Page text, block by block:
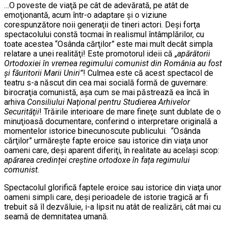
…O poveste de viaţă pe cât de adevărată, pe atât de
emoţionantă, acum într-o adaptare şi o viziune
corespunzătore noii generaţii de tineri actori. Deşi forţa
spectacolului constă tocmai în realismul întâmplărilor, cu
toate acestea “Osânda cărţilor” este mai mult decât simpla
relatare a unei realităţi! Este promotorul ideii că „apărătorii
Ortodoxiei în vremea regimului comunist din România au fost
şi făuritorii Marii Uniri”! Culmea este că acest spectacol de
teatru s-a născut din cea mai socială formă de guvernare:
birocraţia comunistă, aşa cum se mai păstrează ea încă în
arhiva Consiliului Naţional pentru Studierea Arhivelor
Securităţii! Trăirile interioare de mare fineţe sunt dublate de o
minuţioasă documentare, conferind o interpretare originală a
momentelor istorice binecunoscute publicului. “Osânda
cărţilor” urmăreşte fapte eroice sau istorice din viaţa unor
oameni care, deşi aparent diferiţi, în realitate au același scop:
apărarea credinței creștine ortodoxe în fața regimului
comunist.
Spectacolul glorifică faptele eroice sau istorice din viaţa unor
oameni simpli care, deşi perioadele de istorie tragică ar fi
trebuit să îl dezvăluie, i-a lipsit nu atât de realizări, cât mai cu
seamă de demnitatea umană.